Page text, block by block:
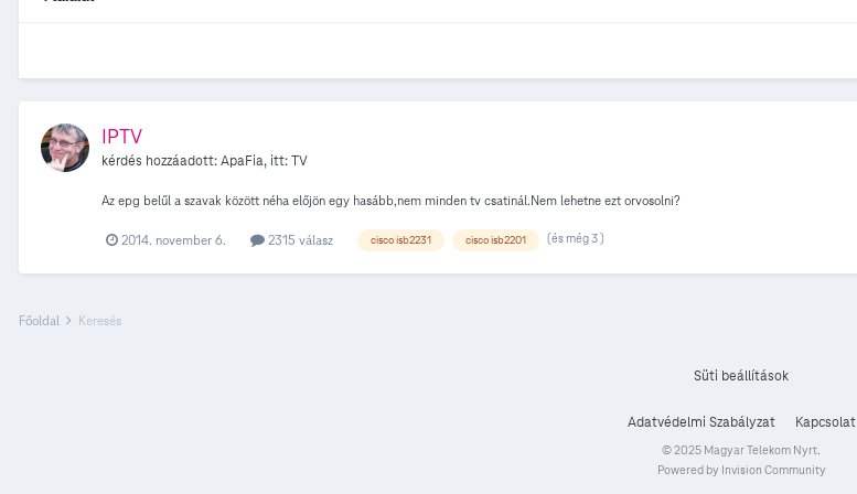
IPTV
kérdés hozzáadott:ApaFia, itt:TV
Az epg belűl a szavak között néha előjön egy hasább,nem minden tv csatinál.Nem lehetne ezt orvosolni?
2014. november 6. 2315 válasz cisco isb2231 cisco isb2201 (és még 3 )
Főoldal Keresés
Süti beállítások
Adatvédelmi Szabályzat Kapcsolat
© 2025 Magyar Telekom Nyrt.
Powered by Invision Community